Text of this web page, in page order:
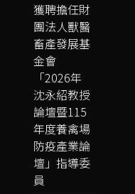
獲聘擔任財
團法人獸醫
畜產發展基
金會
「2026年
沈永紹教授
論壇暨115
年度養禽場
防疫產業論
壇」指導委
員